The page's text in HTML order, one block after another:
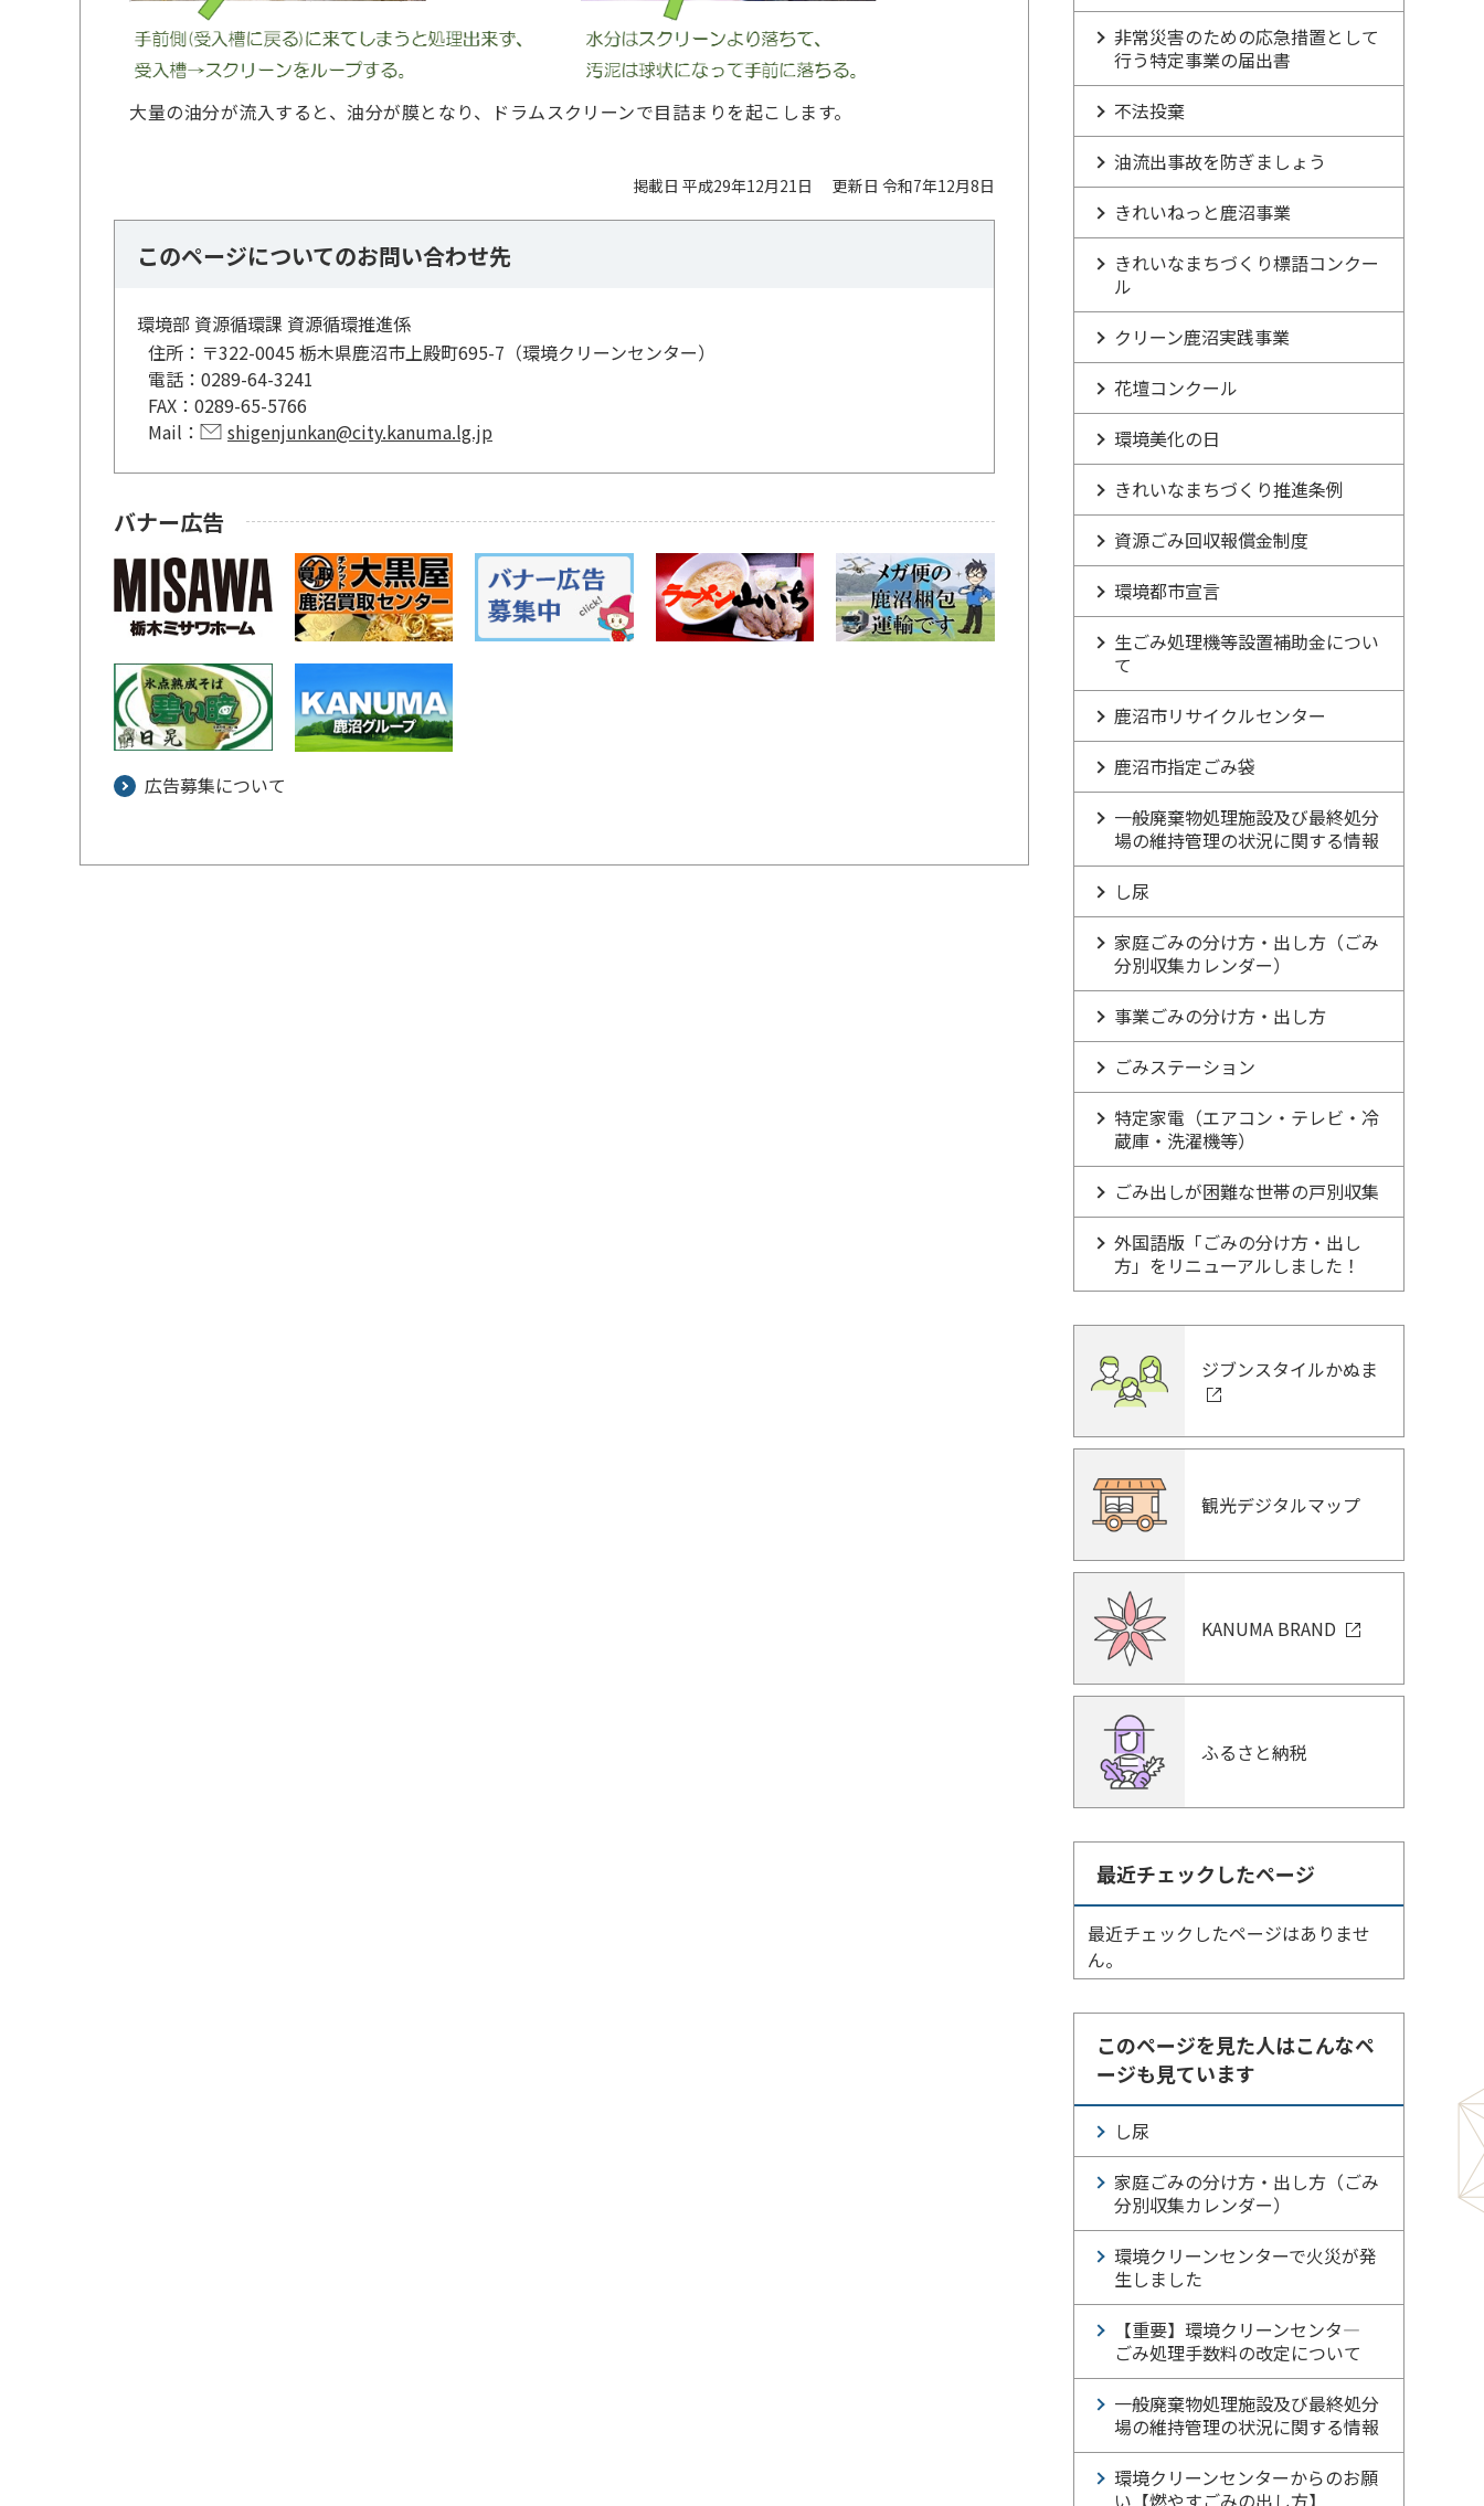
大量の油分が流入すると、油分が膜となり、ドラムスクリーンで目詰まりを起こします。
掲載日 平成29年12月21日 更新日 令和7年12月8日
このページについてのお問い合わせ先
環境部 資源循環課 資源循環推進係
住所： 〒322-0045 栃木県鹿沼市上殿町695-7（環境クリーンセンター）
電話： 0289-64-3241
FAX： 0289-65-5766
Mail：
shigenjunkan@city.kanuma.lg.jp
バナー広告
広告募集について
非常災害のための応急措置として
行う特定事業の届出書
不法投棄
油流出事故を防ぎましょう
きれいねっと鹿沼事業
きれいなまちづくり標語コンクー
ル
クリーン鹿沼実践事業
花壇コンクール
環境美化の日
きれいなまちづくり推進条例
資源ごみ回収報償金制度
環境都市宣言
生ごみ処理機等設置補助金につい
て
鹿沼市リサイクルセンター
鹿沼市指定ごみ袋
一般廃棄物処理施設及び最終処分
場の維持管理の状況に関する情報
し尿
家庭ごみの分け方・出し方（ごみ
分別収集カレンダー）
事業ごみの分け方・出し方
ごみステーション
特定家電（エアコン・テレビ・冷
蔵庫・洗濯機等）
ごみ出しが困難な世帯の戸別収集
外国語版「ごみの分け方・出し
方」をリニューアルしました！
ジブンスタイルかぬま
観光デジタルマップ
KANUMA BRAND
ふるさと納税
最近チェックしたページ
最近チェックしたページはありませ
ん。
このページを見た人はこんなペ
ージも見ています
し尿
家庭ごみの分け方・出し方（ごみ
分別収集カレンダー）
環境クリーンセンターで火災が発
生しました
【重要】環境クリーンセンタ―
ごみ処理手数料の改定について
一般廃棄物処理施設及び最終処分
場の維持管理の状況に関する情報
環境クリーンセンターからのお願
い【燃やすごみの出し方】